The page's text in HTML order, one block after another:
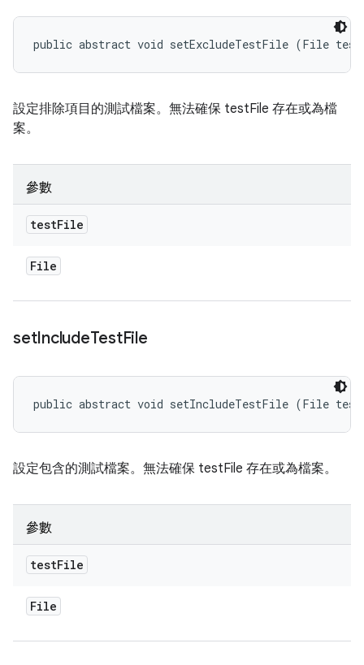
public abstract void setExcludeTestFile (File
設定排除項目的測試檔案。無法確保 testFile 存在或為檔
案。
參數
testFile
File
setIncludeTestFile
public abstract void setIncludeTestFile (File
設定包含的測試檔案。無法確保 testFile 存在或為檔案。
參數
testFile
File